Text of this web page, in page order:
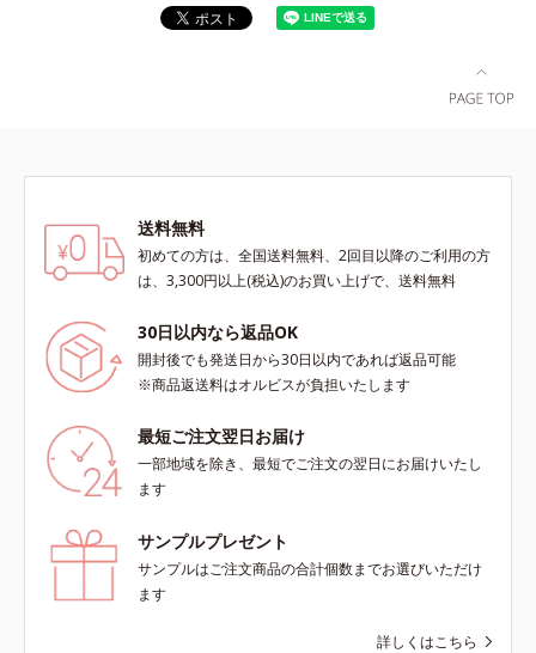
送料無料
初めての方は、全国送料無料、2回目以降のご利用の方
は、3,300円以上(税込)のお買い上げで、送料無料
30日以内なら返品OK
開封後でも発送日から30日以内であれば返品可能
※商品返送料はオルビスが負担いたします
最短ご注文翌日お届け
一部地域を除き、最短でご注文の翌日にお届けいたし
ます
サンプルプレゼント
サンプルはご注文商品の合計個数までお選びいただけ
ます
詳しくはこちら